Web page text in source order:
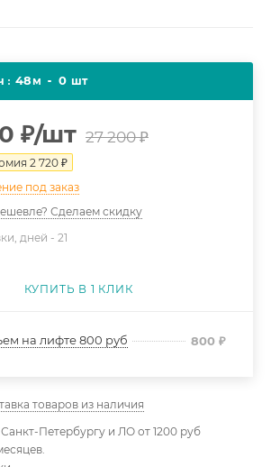
48м 0 шт
₽/шт 27 200₽
2 720 ₽
под заказ
Сделаем скидку
дней - 21
КУПИТЬ В 1 КЛИК
на лифте 800 руб 800 ₽
товаров из наличия
Петербургу и ЛО от 1200 руб